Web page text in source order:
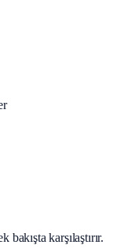
karşılaştırır.